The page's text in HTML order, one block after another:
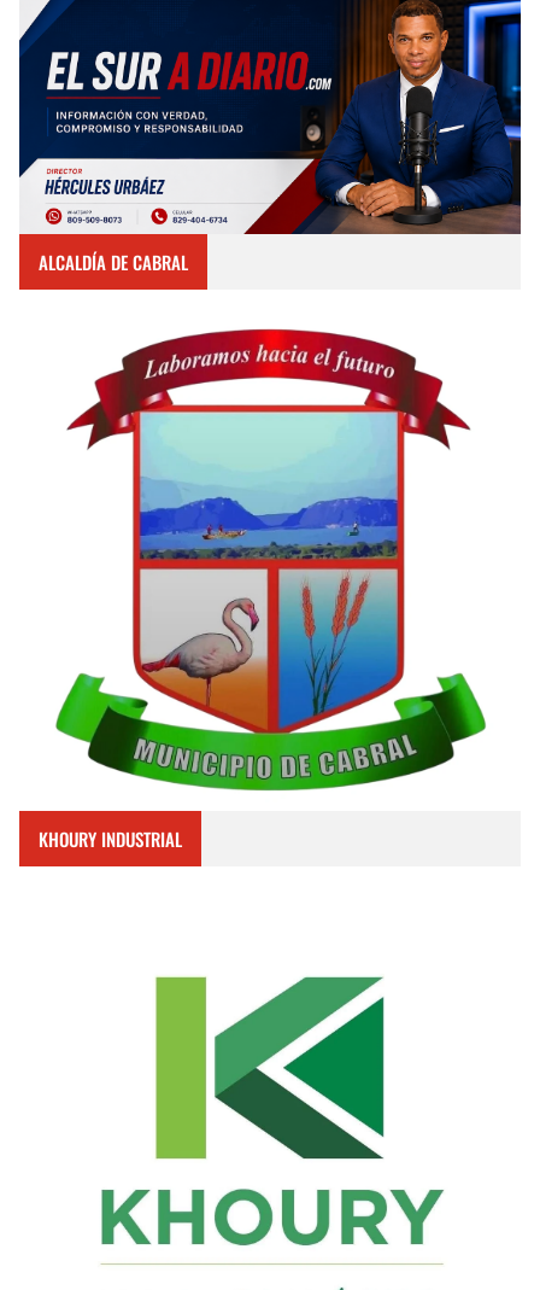
ALCALDÍA DE CABRAL
KHOURY INDUSTRIAL